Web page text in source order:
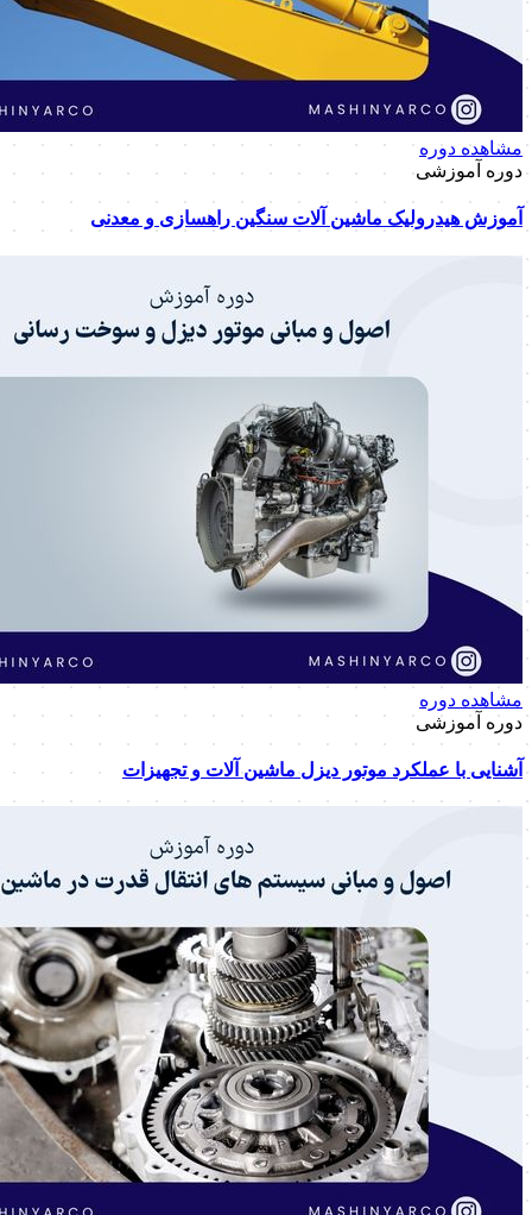
مشاهده دوره
دوره آموزشی
آموزش هیدرولیک ماشین آلات سنگین راهسازی و معدنی
مشاهده دوره
دوره آموزشی
آشنایی با عملکرد موتور دیزل ماشین آلات و تجهیزات